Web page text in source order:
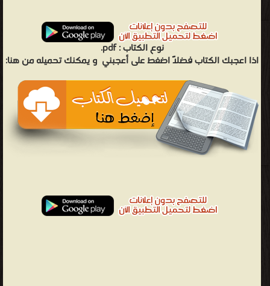
نوع الكتاب :pdf.
اذا اعجبك الكتاب فضلاً اضغط على أعجبني و يمكنك تحميله من هنا: